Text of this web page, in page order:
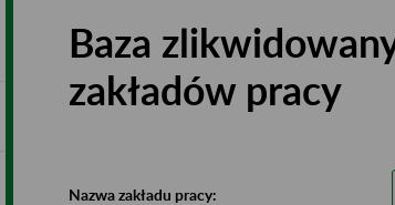
Baza
zakładów pracy
Nazwa zakładu pracy: